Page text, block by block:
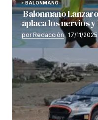
BALONMANO
Balonmano
aplaca los nervios
por Redacción 17/11/